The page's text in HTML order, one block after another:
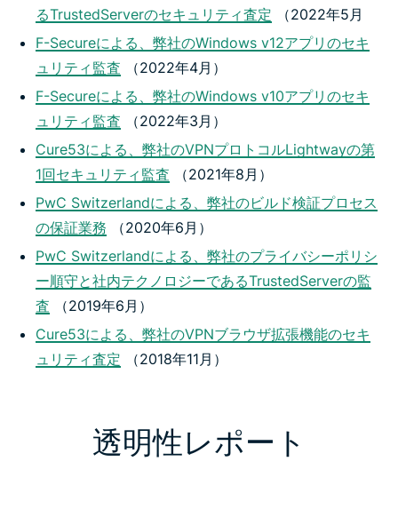
るTrustedServerのセキュリティ査定 （2022年5月
F-Secureによる、弊社のWindows v12アプリのセキ
ュリティ監査 （2022年4月）
F-Secureによる、弊社のWindows v10アプリのセキ
ュリティ監査 （2022年3月）
Cure53による、弊社のVPNプロトコルLightwayの第
1回セキュリティ監査 （2021年8月）
PwC Switzerlandによる、弊社のビルド検証プロセス
の保証業務 （2020年6月）
PwC Switzerlandによる、弊社のプライバシーポリシ
ー順守と社内テクノロジーであるTrustedServerの監
査 （2019年6月）
Cure53による、弊社のVPNブラウザ拡張機能のセキ
ュリティ査定 （2018年11月）
透明性レポート